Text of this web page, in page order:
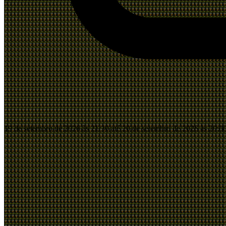
19 de setembro de 2026 às 21:30 até 20 de setembro de 2026 às